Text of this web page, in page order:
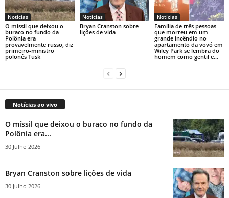
Notícias
O míssil que deixou o
buraco no fundo da
Polônia era
provavelmente russo, diz
primeiro-ministro
polonês Tusk
Notícias
Bryan Cranston sobre
lições de vida
Notícias
Família de três pessoas
que morreu em um
grande incêndio no
apartamento da vovó em
Wiley Park se lembra do
homem como gentil e...
Notícias ao vivo
O míssil que deixou o buraco no fundo da
Polônia era...
30 Julho 2026
Bryan Cranston sobre lições de vida
30 Julho 2026